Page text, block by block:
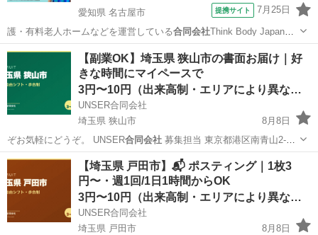
愛知県 名古屋市
提携サイト 7月25日
護・有料老人ホームなどを運営している合同会社Think Body Japanで
働…
愛知 名古屋市 保育士
【副業OK】埼玉県 狭山市の書面お届け｜好
きな時間にマイペースで
3円〜10円（出来高制・エリアにより異なる）
UNSER合同会社
埼玉県 狭山市
8月8日
ぞお気軽にどうぞ。 UNSER合同会社募集担当 東京都港区南青山2-
2…埼玉 狭山市 ポスティング マイペース
【埼玉県 戸田市】📬 ポスティング｜1枚3
円〜・週1回/1日1時間からOK
3円〜10円（出来高制・エリアにより異なる）
UNSER合同会社
埼玉県 戸田市
8月8日